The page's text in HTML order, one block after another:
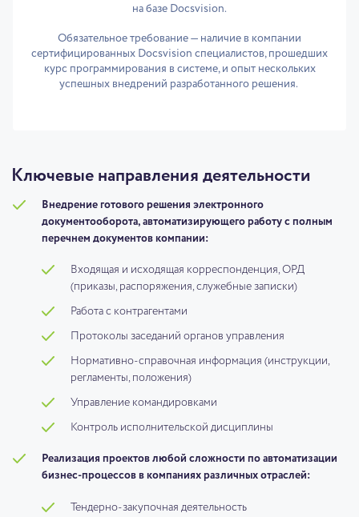
на базе Docsvision.
Обязательное требование — наличие в компании
сертифицированных Docsvision специалистов, прошедших
курс программирования в системе, и опыт нескольких
успешных внедрений разработанного решения.
Ключевые направления деятельности
Внедрение готового решения электронного
документооборота, автоматизирующего работу с полным
перечнем документов компании:
Входящая и исходящая корреспонденция, ОРД
(приказы, распоряжения, служебные записки)
Работа с контрагентами
Протоколы заседаний органов управления
Нормативно-справочная информация (инструкции,
регламенты, положения)
Управление командировками
Контроль исполнительской дисциплины
Реализация проектов любой сложности по автоматизации
бизнес-процессов в компаниях различных отраслей:
Тендерно-закупочная деятельность